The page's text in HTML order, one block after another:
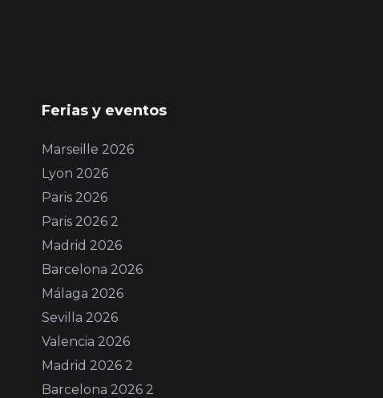
Ferias y eventos
Marseille 2026
Lyon 2026
Paris 2026
Paris 2026 2
Madrid 2026
Barcelona 2026
Málaga 2026
Sevilla 2026
Valencia 2026
Madrid 2026 2
Barcelona 2026 2